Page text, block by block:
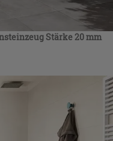
Stärke 20 mm